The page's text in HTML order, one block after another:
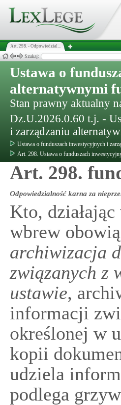
Art. 298. - Odpowiedzial...
Szukaj:
Ustawa o
alternatywnymi
Stan prawny aktualny
Dz.U.2026.0.60 t.j. -
i zarządzaniu
Ustawa o funduszach inwestycyjnych i
Art. 298. Ustawa o funduszach
Art. 298.
Odpowiedzialność karna za
Kto,
wbrew
archiwizacja
związanych z
ustawie,
informacji
określonej w
kopii
udziela
podlega